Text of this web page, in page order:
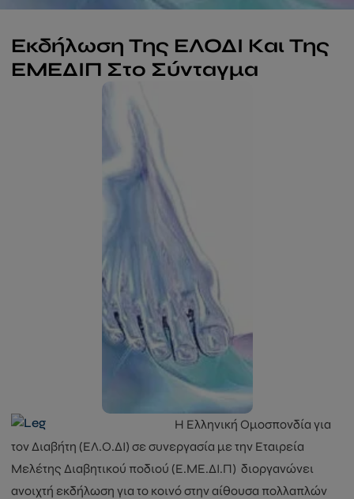
Εκδήλωση Της ΕΛΟΔΙ Και Της
ΕΜΕΔΙΠ Στο Σύνταγμα
Η Ελληνική Ομοσπονδία για
τον Διαβήτη (ΕΛ.Ο.ΔΙ) σε συνεργασία με την Εταιρεία
Μελέτης Διαβητικού ποδιού (Ε.ΜΕ.ΔΙ.Π) διοργανώνει
ανοιχτή εκδήλωση για το κοινό στην αίθουσα πολλαπλών